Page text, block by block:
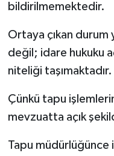
bildirilmemektedir.
Ortaya çıkan durum
değil; idare hukuku
niteliği taşımaktadır.
Çünkü tapu
mevzuatta açık
Tapu müdürlüğünce